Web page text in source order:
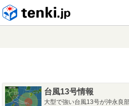
台風13号情報
大型で強い台風13号が沖永良